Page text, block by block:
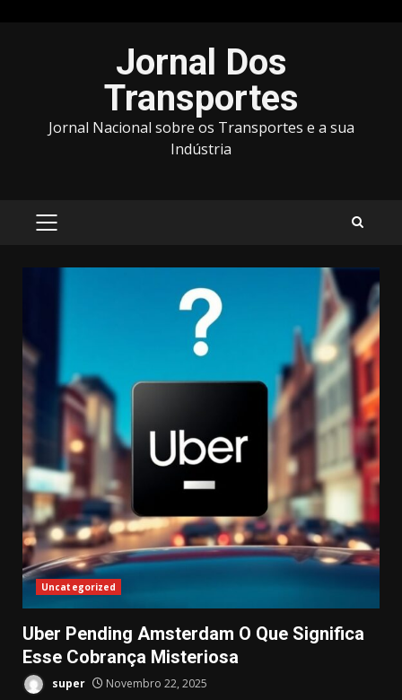
Jornal Dos
Transportes
Jornal Nacional sobre os Transportes e a sua
Indústria
MENU
Uncategorized
Uber Pending Amsterdam O Que Significa
Esse Cobrança Misteriosa
super Novembro 22, 2025